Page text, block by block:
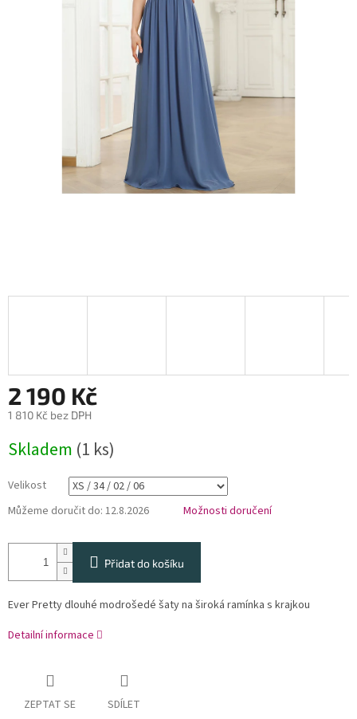
2 190 Kč
1 810 Kč bez DPH
cena:
Skladem (1 ks)
Velikost
Můžeme doručit do: 12.8.2026 Možnosti doručení
Přidat do košíku
Ever Pretty dlouhé modrošedé šaty na široká ramínka s krajkou
Detailní informace
ZEPTAT SE SDÍLET